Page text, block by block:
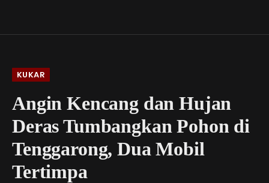
KUKAR
Angin Kencang dan Hujan
Deras Tumbangkan Pohon di
Tenggarong, Dua Mobil
Tertimpa